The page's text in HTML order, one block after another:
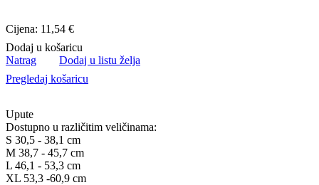
Cijena: 11,54 €
Dodaj u košaricu
Natrag
Dodaj u listu želja
Pregledaj košaricu
Upute
Dostupno u različitim veličinama:
S 30,5 - 38,1 cm
M 38,7 - 45,7 cm
L 46,1 - 53,3 cm
XL 53,3 -60,9 cm